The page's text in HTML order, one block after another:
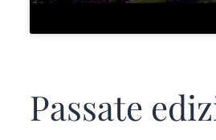
Passate